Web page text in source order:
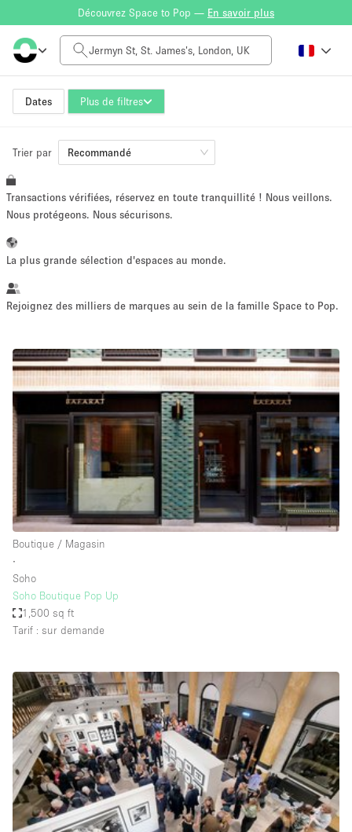
Découvrez Space to Pop — En savoir plus
Dates Plus de filtres
Tarif à la journée
£0
Taille de l'espace
~ 13 personnes
Vente au
détail
Showroom Événement Art Alimentation
Séance de
Conférence Réunion
Local
Commercial
Type de l'espace
Atelier
Autre
Boutique / Magasin
Boutique en Partage
Bureaux
Camion / Fourgon
Commerce
Container
Trier par Recommandé
Transactions vérifiées, réservez en toute tranquillité ! Nous veillons.
Nous protégeons. Nous sécurisons.
La plus grande sélection d'espaces au monde.
Rejoignez des milliers de marques au sein de la famille Space to Pop.
Boutique / Magasin
∙
Soho
Soho Boutique Pop Up
1,500 sq ft
Tarif : sur demande